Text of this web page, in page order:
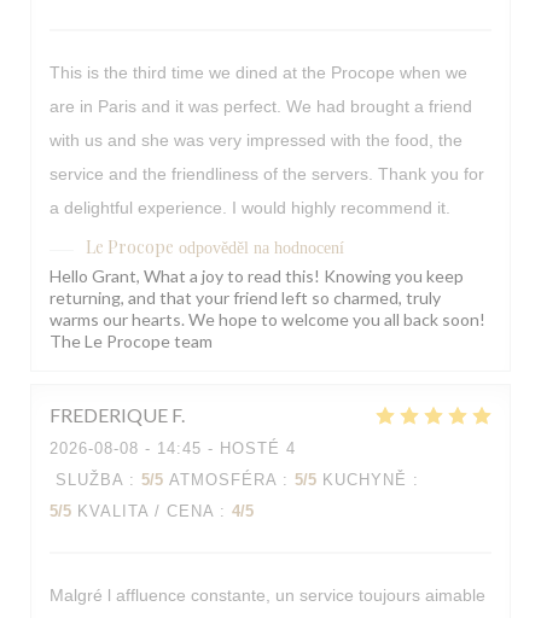
This is the third time we dined at the Procope when we
are in Paris and it was perfect. We had brought a friend
with us and she was very impressed with the food, the
service and the friendliness of the servers. Thank you for
a delightful experience. I would highly recommend it.
Le Procope odpověděl na hodnocení
Hello Grant, What a joy to read this! Knowing you keep
returning, and that your friend left so charmed, truly
warms our hearts. We hope to welcome you all back soon!
The Le Procope team
FREDERIQUE F
2026-08-08 - 14:45 - HOSTÉ 4
SLUŽBA : 5/5 ATMOSFÉRA : 5/5 KUCHYNĚ :
5/5 KVALITA / CENA : 4/5
Malgré l affluence constante, un service toujours aimable